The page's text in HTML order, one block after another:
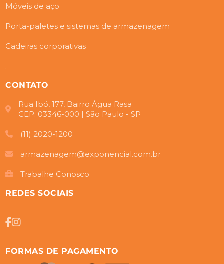
Móveis de aço
Porta-paletes e sistemas de armazenagem
Cadeiras corporativas
.
CONTATO
Rua Ibó, 177, Bairro Água Rasa
CEP: 03346-000 | São Paulo - SP
(11) 2020-1200
armazenagem@exponencial.com.br
Trabalhe Conosco
REDES SOCIAIS
FORMAS DE PAGAMENTO